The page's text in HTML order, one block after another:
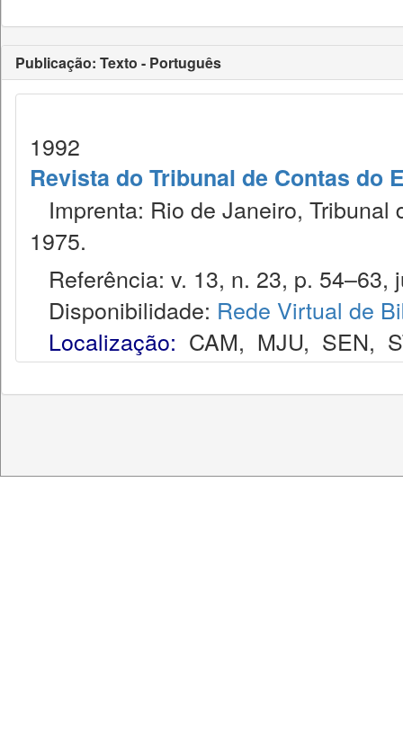
Publicação: Texto - Português
1992
Revista do Tribunal de Contas do
Imprenta: Rio de Janeiro,
1975.
Referência: v. 13, n. 23, p. 54–63,
Disponibilidade: Rede Virtual de
Localização: CAM, MJU, SEN,